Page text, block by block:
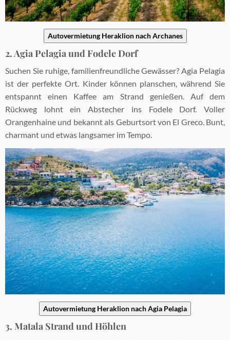
Autovermietung Heraklion nach Archanes
2. Agia Pelagia und Fodele Dorf
Suchen Sie ruhige, familienfreundliche Gewässer? Agia Pelagia
ist der perfekte Ort. Kinder können planschen, während Sie
entspannt einen Kaffee am Strand genießen. Auf dem
Rückweg lohnt ein Abstecher ins Fodele Dorf. Voller
Orangenhaine und bekannt als Geburtsort von El Greco. Bunt,
charmant und etwas langsamer im Tempo.
Autovermietung Heraklion nach Agia Pelagia
3. Matala Strand und Höhlen